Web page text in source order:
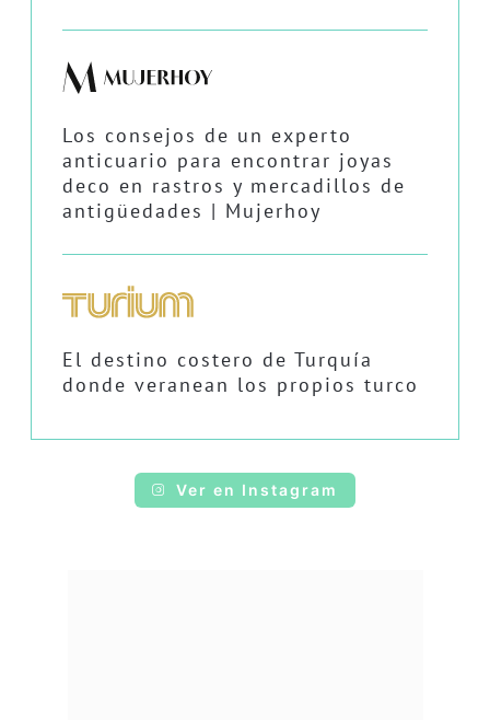
Los consejos de un experto
anticuario para encontrar joyas
deco en rastros y mercadillos de
antigüedades | Mujerhoy
El destino costero de Turquía
donde veranean los propios turco
Ver en Instagram